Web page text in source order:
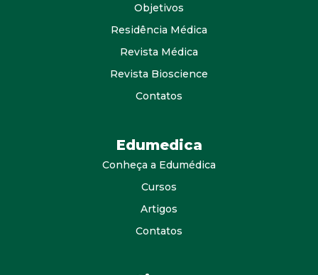
Objetivos
Residência Médica
Revista Médica
Revista Bioscience
Contatos
Edumedica
Conheça a Edumédica
Cursos
Artigos
Contatos